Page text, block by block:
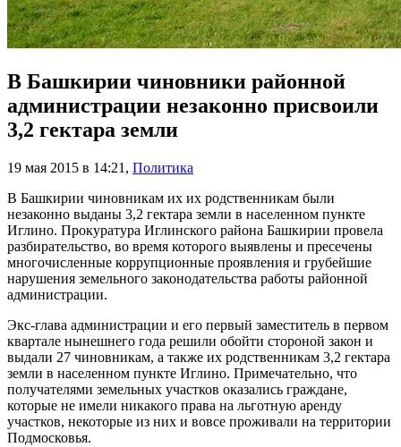
В Башкирии чиновники районной
администрации незаконно присвоили
3,2 гектара земли
19 мая 2015 в 14:21 , Политика
В Башкирии чиновникам их их родственникам были
незаконно выданы 3,2 гектара земли в населенном пункте
Иглино. Прокуратура Иглинского района Башкирии провела
разбирательство, во время которого выявлены и пресечены
многочисленные коррупционные проявления и грубейшие
нарушения земельного законодательства работы районной
администрации.
Экс-глава администрации и его первый заместитель в первом
квартале нынешнего года решили обойти стороной закон и
выдали 27 чиновникам, а также их родственникам 3,2 гектара
земли в населенном пункте Иглино. Примечательно, что
получателями земельных участков оказались граждане,
которые не имели никакого права на льготную аренду
участков, некоторые из них и вовсе проживали на территории
Подмосковья.